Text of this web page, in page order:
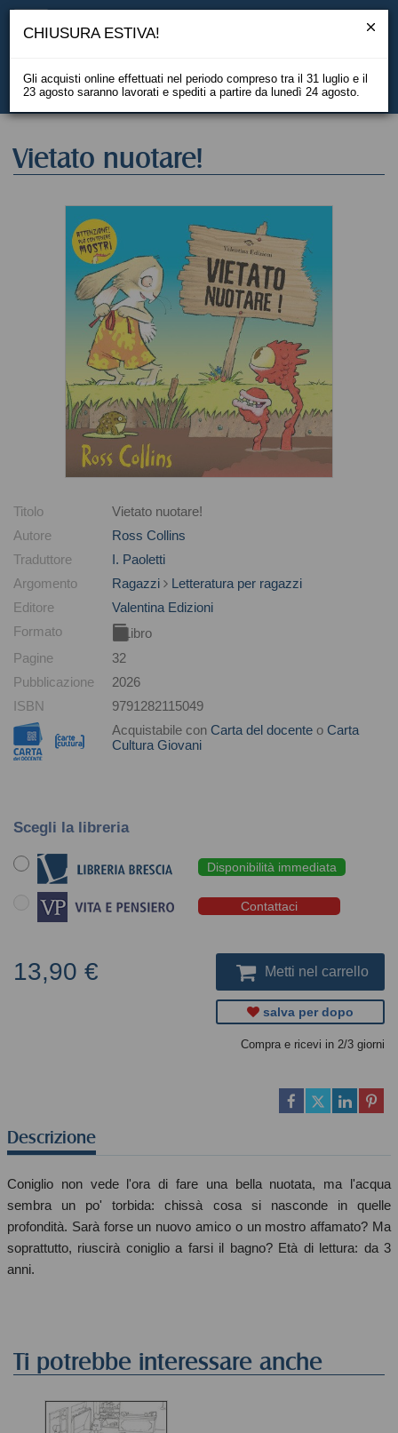
EN
Vietato nuotare!
Titolo
Vietato nuotare!
Autore
Ross Collins
Traduttore
I. Paoletti
Argomento
Ragazzi
Letteratura per ragazzi
Editore
Valentina Edizioni
Formato
Libro
Pagine
32
Pubblicazione
2026
ISBN
9791282115049
Acquistabile con Carta del docente o Carta
Cultura Giovani
Scegli la libreria
Disponibilità immediata
Contattaci
13,90 € Metti nel carrello
salva per dopo
Compra e ricevi in 2/3 giorni
Descrizione
Coniglio non vede l'ora di fare una bella nuotata, ma l'acqua
sembra un po' torbida: chissà cosa si nasconde in quelle
profondità. Sarà forse un nuovo amico o un mostro affamato? Ma
soprattutto, riuscirà coniglio a farsi il bagno? Età di lettura: da 3
anni.
Ti potrebbe interessare anche
CHIUSURA ESTIVA!
Gli acquisti online effettuati nel periodo compreso tra il 31 luglio e il
23 agosto saranno lavorati e spediti a partire da lunedì 24 agosto.